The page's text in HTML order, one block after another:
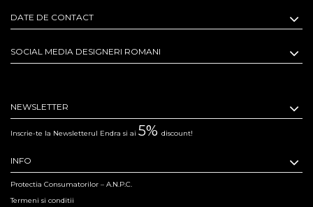
DATE DE CONTACT
SOCIAL MEDIA DESIGNERI ROMANI
NEWSLETTER
Inscrie-te la Newsletterul Endra si ai 5% discount!
INFO
Protectia Consumatorilor – A.N.P.C.
Termeni si conditii